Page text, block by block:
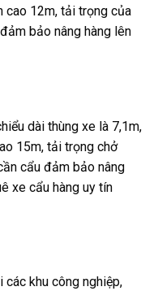
cao 12m, tải trọng của
bảo nâng hàng lên
dài thùng xe là 7,1m,
15m, tải trọng chở
cẩu đảm bảo nâng
xe cẩu hàng uy tín
khu công nghiệp,